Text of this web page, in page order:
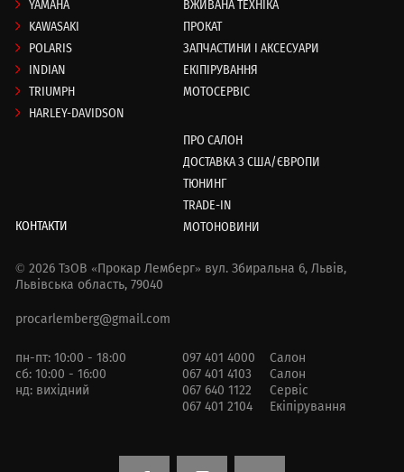
YAMAHA
KAWASAKI
POLARIS
INDIAN
TRIUMPH
HARLEY-DAVIDSON
ВЖИВАНА ТЕХНІКА
ПРОКАТ
ЗАПЧАСТИНИ І АКСЕСУАРИ
ЕКІПІРУВАННЯ
МОТОСЕРВІС
ПРО САЛОН
ДОСТАВКА З США/ЄВРОПИ
ТЮНИНГ
TRADE-IN
МОТОНОВИНИ
КОНТАКТИ
© 2026 ТзОВ «Прокар Лемберг» вул. Збиральна 6, Львів,
Львівська область, 79040
procarlemberg@gmail.com
пн-пт: 10:00 - 18:00
сб: 10:00 - 16:00
нд: вихідний
097 401 4000
Салон
067 401 4103
Салон
067 640 1122
Сервіс
067 401 2104
Екіпірування